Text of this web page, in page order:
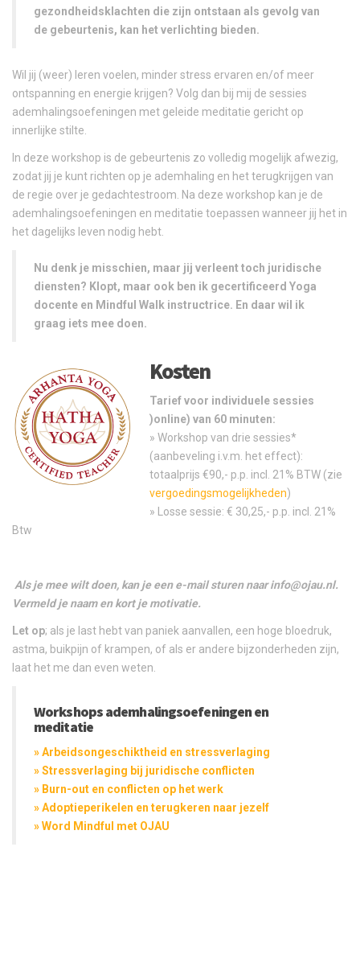
gezondheidsklachten die zijn ontstaan als gevolg van
de gebeurtenis, kan het verlichting bieden.
Wil jij (weer) leren voelen, minder stress ervaren en/of meer
ontspanning en energie krijgen? Volg dan bij mij de sessies
ademhalingsoefeningen met geleide meditatie gericht op
innerlijke stilte.
In deze workshop is de gebeurtenis zo volledig mogelijk afwezig,
zodat jij je kunt richten op je ademhaling en het terugkrijgen van
de regie over je gedachtestroom. Na deze workshop kan je de
ademhalingsoefeningen en meditatie toepassen wanneer jij het in
het dagelijks leven nodig hebt.
Nu denk je misschien, maar jij verleent toch juridische
diensten? Klopt, maar ook ben ik gecertificeerd Yoga
docente en Mindful Walk instructrice. En daar wil ik
graag iets mee doen.
Kosten
Tarief voor individuele sessies
)online) van 60 minuten:
» Workshop van drie sessies*
(aanbeveling i.v.m. het effect):
totaalprijs €90,- p.p. incl. 21% BTW (zie
vergoedingsmogelijkheden)
» Losse sessie: € 30,25,- p.p. incl. 21%
Btw
Als je mee wilt doen, kan je een e-mail sturen naar info@ojau.nl.
Vermeld je naam en kort je motivatie.
Let op; als je last hebt van paniek aanvallen, een hoge bloedruk,
astma, buikpijn of krampen, of als er andere bijzonderheden zijn,
laat het me dan even weten.
Workshops ademhalingsoefeningen en
meditatie
» Arbeidsongeschiktheid en stressverlaging
» Stressverlaging bij juridische conflicten
» Burn-out en conflicten op het werk
» Adoptieperikelen en terugkeren naar jezelf
» Word Mindful met OJAU